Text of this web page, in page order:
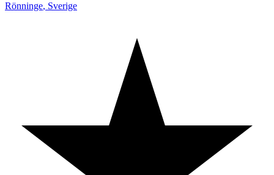
Rönninge, Sverige